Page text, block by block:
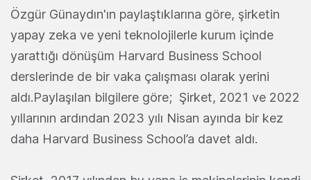
Özgür Günaydın'ın paylaştıklarına göre, şirketin
yapay zeka ve yeni teknolojilerle kurum içinde
yarattığı dönüşüm Harvard Business School
derslerinde de bir vaka çalışması olarak yerini
aldı.Paylaşılan bilgilere göre; Şirket, 2021 ve 2022
yıllarının ardından 2023 yılı Nisan ayında bir kez
daha Harvard Business School’a davet aldı.